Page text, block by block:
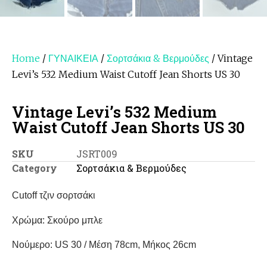
Home / ΓΥΝΑΙΚΕΙΑ / Σορτσάκια & Βερμούδες / Vintage
Levi’s 532 Medium Waist Cutoff Jean Shorts US 30
Vintage Levi’s 532 Medium
Waist Cutoff Jean Shorts US 30
SKU
JSRT009
Category
Σορτσάκια & Βερμούδες
Cutoff τζιν σορτσάκι
Χρώμα: Σκούρο μπλε
Νούμερο: US 30 / Μέση 78cm, Μήκος 26cm